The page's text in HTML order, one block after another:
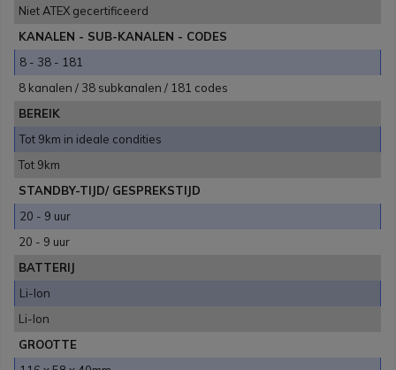
Niet ATEX gecertificeerd
KANALEN - SUB-KANALEN - CODES
8 - 38 - 181
8 kanalen / 38 subkanalen / 181 codes
BEREIK
Tot 9km in ideale condities
Tot 9km
STANDBY-TIJD/ GESPREKSTIJD
20 - 9 uur
20 - 9 uur
BATTERIJ
Li-Ion
Li-Ion
GROOTTE